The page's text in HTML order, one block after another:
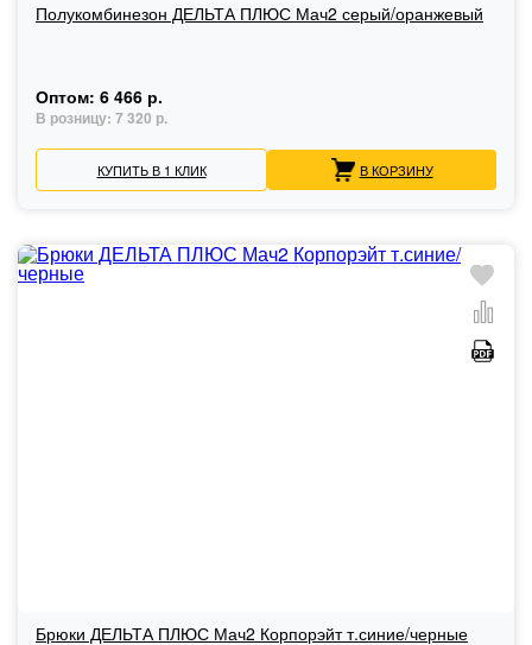
Полукомбинезон ДЕЛЬТА ПЛЮС Мач2 серый/оранжевый
Оптом: 6 466 р.
В розницу: 7 320 р.
КУПИТЬ В 1 КЛИК В КОРЗИНУ
Брюки ДЕЛЬТА ПЛЮС Мач2 Корпорэйт т.синие/черные